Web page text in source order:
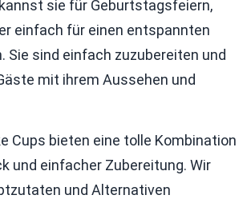
sie für Geburtstagsfeiern,
einfach für einen entspannten
Sie sind einfach zuzubereiten und
mit ihrem Aussehen und
Cups bieten eine tolle Kombination
und einfacher Zubereitung. Wir
und Alternativen